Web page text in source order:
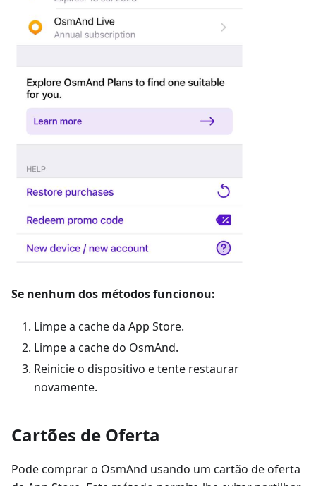
Se nenhum dos métodos funcionou:
Limpe a cache da App Store.
Limpe a cache do OsmAnd.
Reinicie o dispositivo e tente restaurar
novamente.
Cartões de Oferta
Pode comprar o OsmAnd usando um cartão de oferta